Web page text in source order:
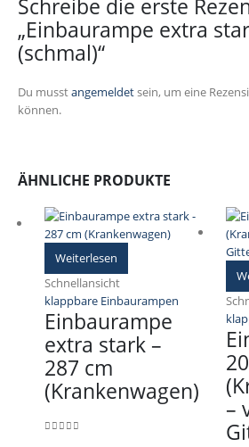
Schreibe die erste
„Einbaurampe extra
(schmal)“
Du musstangemeldetsein, um eine
können.
ÄHNLICHE PRODUKTE
Weiterlesen
Schnellansicht
klappbare Einbaurampen
Einbaurampe
extra stark –
287 cm
(Krankenwagen)
–